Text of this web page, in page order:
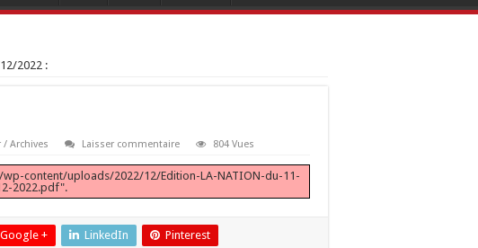
2022 :
Archives Laisser commentaire 804 Vues
content/uploads/2022/12/Edition-LA-NATION-du-11-
2022.pdf".
Google + LinkedIn Pinterest